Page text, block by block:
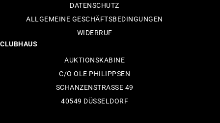
DATENSCHUTZ
ALLGEMEINE GESCHÄFTSBEDINGUNGEN
WIDERRUF
CLUBHAUS
AUKTIONSKABINE
C/O OLE PHILIPPSEN
SCHANZENSTRASSE 49
40549 DÜSSELDORF